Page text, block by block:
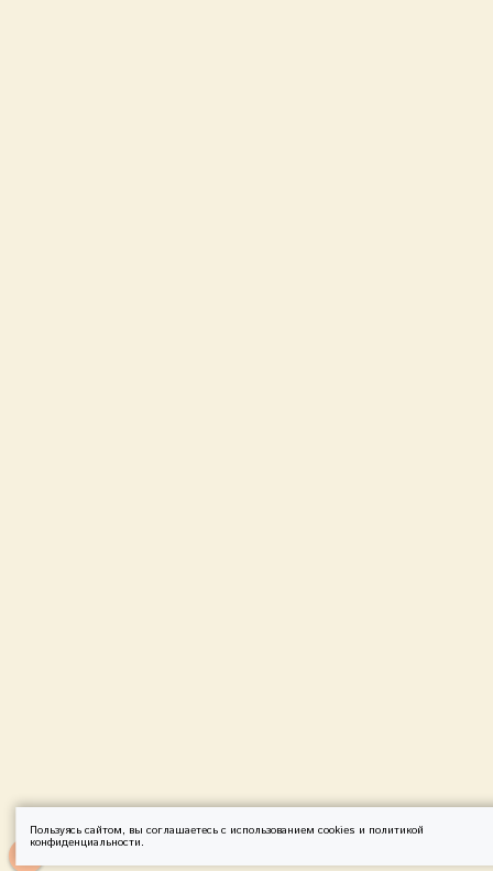
Пользуясь сайтом, вы соглашаетесь с использованием cookies и политикой
конфиденциальности.